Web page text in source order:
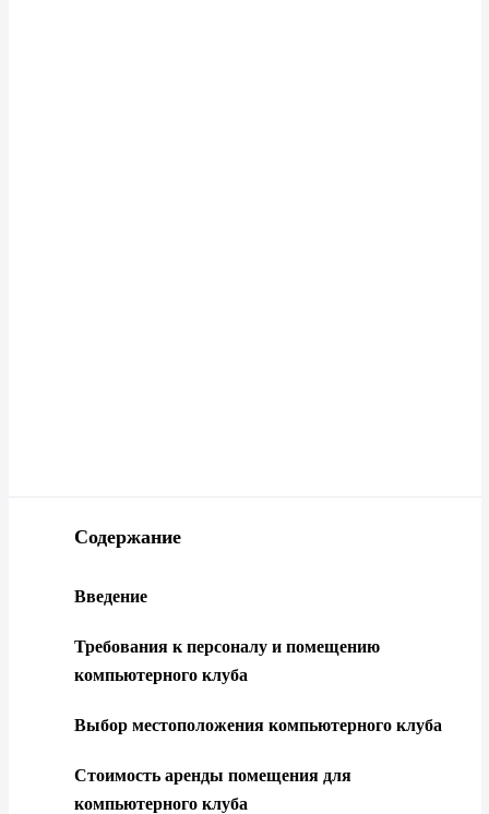
Содержание
Введение
Требования к персоналу и помещению
компьютерного клуба
Выбор местоположения компьютерного клуба
Стоимость аренды помещения для
компьютерного клуба